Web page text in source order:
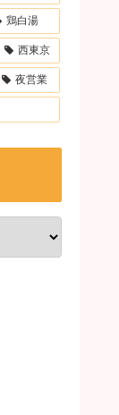
鶏白湯
西東京
夜営業